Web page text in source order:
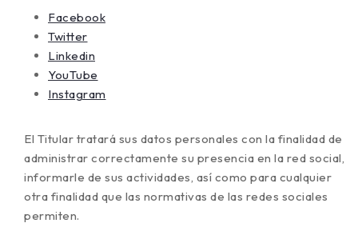
Facebook
Twitter
Linkedin
YouTube
Instagram
El Titular tratará sus datos personales con la finalidad de
administrar correctamente su presencia en la red social,
informarle de sus actividades, así como para cualquier
otra finalidad que las normativas de las redes sociales
permiten.